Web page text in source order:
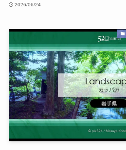
2026/06/24